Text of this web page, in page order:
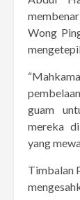
Wong
guam
mereka
yang
Timbalan